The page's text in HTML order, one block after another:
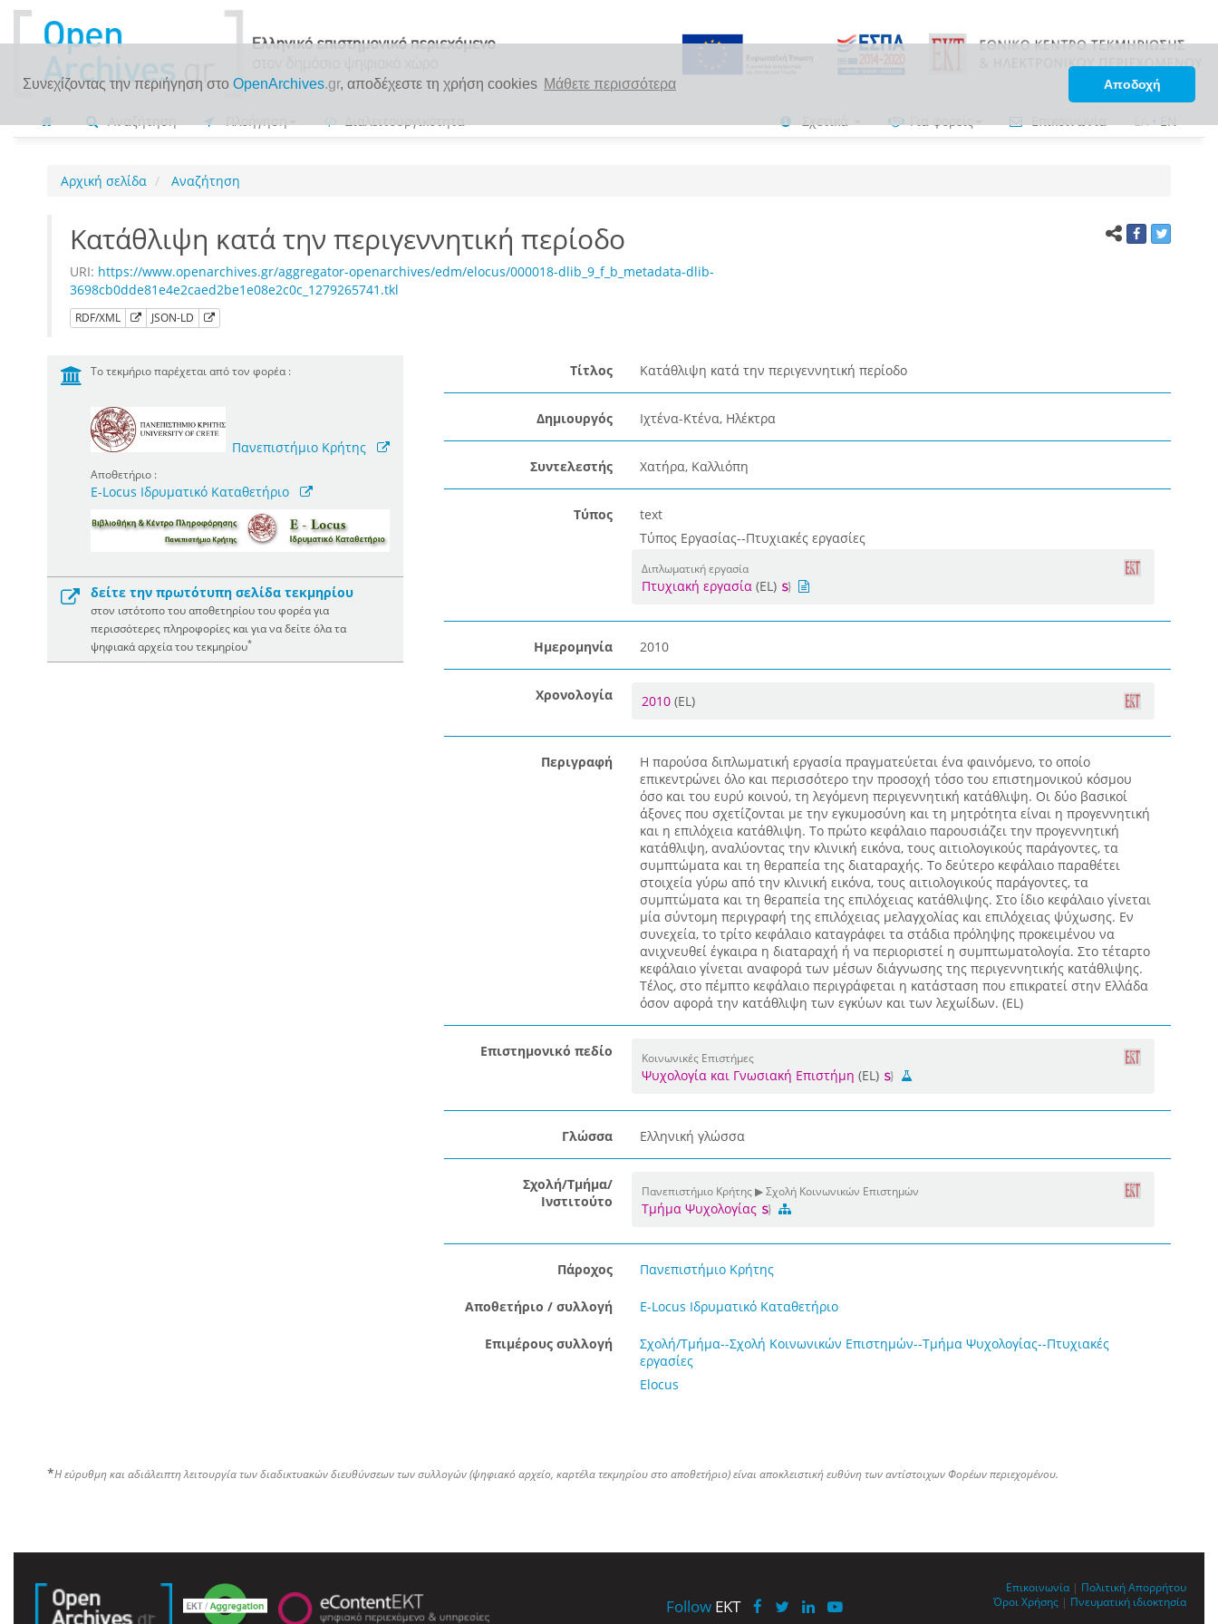
Συνεχίζοντας την περιήγηση στο OpenArchives.gr, αποδέχεστε τη χρήση cookies Μάθετε περισσότερα Αποδοχή
Αναζήτηση Πλοήγηση Διαλειτουργικότητα Σχετικά Για φορείς Επικοινωνία ΕΛ•EN
Αρχική σελίδα Αναζήτηση
Κατάθλιψη κατά την περιγεννητική περίοδο
URI: https://www.openarchives.gr/aggregator-openarchives/edm/elocus/000018-dlib_9_f_b_metadata-dlib-
3698cb0dde81e4e2caed2be1e08e2c0c_1279265741.tkl
RDF/XML JSON-LD
Το τεκμήριο παρέχεται από τον φορέα :
Πανεπιστήμιο Κρήτης
Αποθετήριο :
E-Locus Ιδρυματικό Καταθετήριο
δείτε την πρωτότυπη σελίδα τεκμηρίου
στον ιστότοπο του αποθετηρίου του φορέα για
περισσότερες πληροφορίες και για να δείτε όλα τα
ψηφιακά αρχεία του τεκμηρίου*
Τίτλος Κατάθλιψη κατά την περιγεννητική περίοδο
Δημιουργός Ιχτένα-Κτένα, Ηλέκτρα
Συντελεστής Χατήρα, Καλλιόπη
Τύπος
text
Τύπος Εργασίας--Πτυχιακές εργασίες
Διπλωματική εργασία
Πτυχιακή εργασία(EL)
Ημερομηνία 2010
Χρονολογία 2010 (EL)
Περιγραφή
Η παρούσα διπλωματική εργασία πραγματεύεται ένα φαινόμενο, το οποίο
επικεντρώνει όλο και περισσότερο την προσοχή τόσο του επιστημονικού κόσμου
όσο και του ευρύ κοινού, τη λεγόμενη περιγεννητική κατάθλιψη. Οι δύο βασικοί
άξονες που σχετίζονται με την εγκυμοσύνη και τη μητρότητα είναι η προγεννητική
και η επιλόχεια κατάθλιψη. Το πρώτο κεφάλαιο παρουσιάζει την προγεννητική
κατάθλιψη, αναλύοντας την κλινική εικόνα, τους αιτιολογικούς παράγοντες, τα
συμπτώματα και τη θεραπεία της διαταραχής. Το δεύτερο κεφάλαιο παραθέτει
στοιχεία γύρω από την κλινική εικόνα, τους αιτιολογικούς παράγοντες, τα
συμπτώματα και τη θεραπεία της επιλόχειας κατάθλιψης. Στο ίδιο κεφάλαιο γίνεται
μία σύντομη περιγραφή της επιλόχειας μελαγχολίας και επιλόχειας ψύχωσης. Εν
συνεχεία, το τρίτο κεφάλαιο καταγράφει τα στάδια πρόληψης προκειμένου να
ανιχνευθεί έγκαιρα η διαταραχή ή να περιοριστεί η συμπτωματολογία. Στο τέταρτο
κεφάλαιο γίνεται αναφορά των μέσων διάγνωσης της περιγεννητικής κατάθλιψης.
Τέλος, στο πέμπτο κεφάλαιο περιγράφεται η κατάσταση που επικρατεί στην Ελλάδα
όσον αφορά την κατάθλιψη των εγκύων και των λεχωίδων. (EL)
Επιστημονικό πεδίο Κοινωνικές Επιστήμες
Ψυχολογία και Γνωσιακή Επιστήμη (EL)
Γλώσσα Ελληνική γλώσσα
Σχολή/Τμήμα/
Ινστιτούτο
Πανεπιστήμιο Κρήτης ▶ Σχολή Κοινωνικών Επιστημών
Τμήμα Ψυχολογίας
Πάροχος Πανεπιστήμιο Κρήτης
Αποθετήριο / συλλογή E-Locus Ιδρυματικό Καταθετήριο
Επιμέρους συλλογή
Σχολή/Τμήμα--Σχολή Κοινωνικών Επιστημών--Τμήμα Ψυχολογίας--Πτυχιακές
εργασίες
Elocus
*Η εύρυθμη και αδιάλειπτη λειτουργία των διαδικτυακών διευθύνσεων των συλλογών (ψηφιακό αρχείο, καρτέλα τεκμηρίου στο αποθετήριο) είναι αποκλειστική ευθύνη των αντίστοιχων Φορέων περιεχομένου.
Follow EKT
Επικοινωνία | Πολιτική Απορρήτου
Όροι Χρήσης | Πνευματική ιδιοκτησία